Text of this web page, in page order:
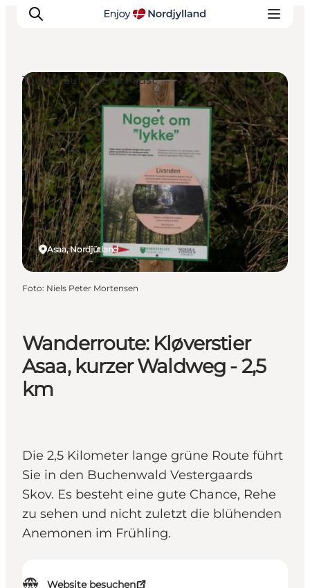
Erlebnisse
Reiseplanung
Destinationen
Guides
Veranstaltungen
Für Kinder
Wanderroute: Kløverstier
Asaa, kurzer Waldweg - 2,5
km
Die 2,5 Kilometer lange grüne Route führt
Sie in den Buchenwald Vestergaards
Skov. Es besteht eine gute Chance, Rehe
zu sehen und nicht zuletzt die blühenden
Anemonen im Frühling.
Website besuchen
Asaa, Nordjütland
Touren auf eigene Faust
Foto: Niels Peter Mortensen